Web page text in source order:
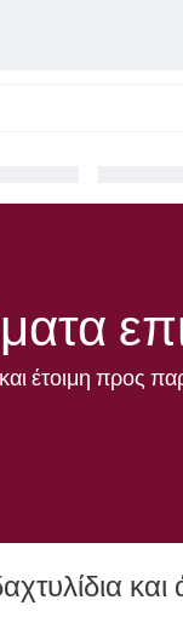
έτοιμη προς
και